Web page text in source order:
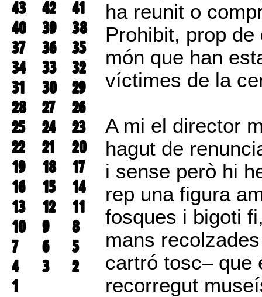
43
42
41
40
39
38
37
36
35
34
33
32
31
30
29
28
27
26
25
24
23
22
21
20
19
18
17
16
15
14
13
12
11
10
9
8
7
6
5
4
3
2
1
ha reunit o
Prohibit, prop
món que han
víctimes de la
A mi el director
hagut de
i sense però hi
rep una figura
fosques i bigoti
mans
cartró tosc– que
recorregut